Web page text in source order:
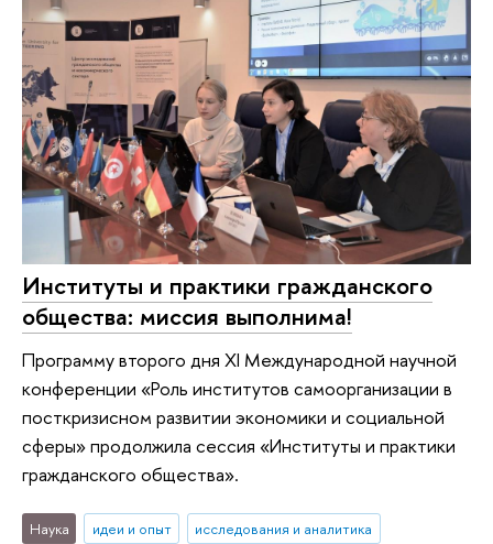
Институты и практики гражданского
общества: миссия выполнима!
Программу второго дня XI Международной научной
конференции «Роль институтов самоорганизации в
посткризисном развитии экономики и социальной
сферы» продолжила сессия «Институты и практики
гражданского общества».
Наука идеи и опыт
исследования и аналитика